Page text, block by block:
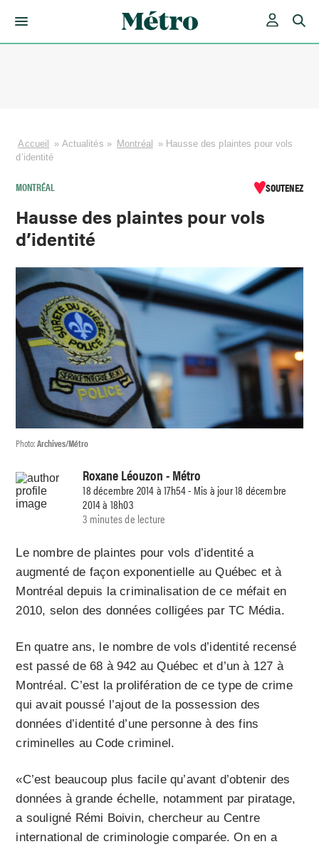
Accueil » Actualités » Montréal » Hausse des plaintes pour vols
d’identité
MONTRÉAL SOUTENEZ
Hausse des plaintes pour vols
d’identité
Photo:Archives/Métro
Roxane Léouzon- Métro
18 décembre 2014 à 17h54 - Mis à jour 18 décembre
2014 à 18h03
3 minutes de lecture
Le nombre de plaintes pour vols d’identité a
augmenté de façon exponentielle au Québec et à
Montréal depuis la criminalisation de ce méfait en
2010, selon des données colligées par TC Média.
En quatre ans, le nombre de vols d’identité recensé
est passé de 68 à 942 au Québec et d’un à 127 à
Montréal. C’est la prolifération de ce type de crime
qui avait poussé l’ajout de la possession des
données d’identité d’une personne à des fins
criminelles au Code criminel.
«C’est beaucoup plus facile qu’avant d’obtenir des
données à grande échelle, notamment par piratage,
a souligné Rémi Boivin, chercheur au Centre
international de criminologie comparée. On en a